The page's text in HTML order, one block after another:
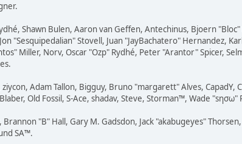
Shawn Bulen, Aaron van Geffen, Antechinus, Bjoern
"Sesquipedalian" Stovell, Juan "JayBachatero" Hernandez,
Miller, Norv, Oscar "Ozp" Rydhé, Peter "Arantor" Spicer,
Adam Tallon, Bigguy, Bruno "margarett" Alves, CapadY,
Old Fossil, S-Ace, shadav, Steve, Storman™, Wade "sησω"
"B" Hall, Gary M. Gadsdon, Jack "akabugeyes" Thorsen,
SA™.